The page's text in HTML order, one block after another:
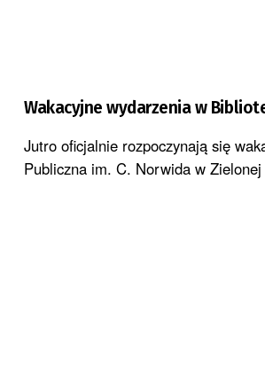
Wakacyjne wydarzenia w
Jutro oficjalnie rozpoczynają się
Publiczna im. C. Norwida w